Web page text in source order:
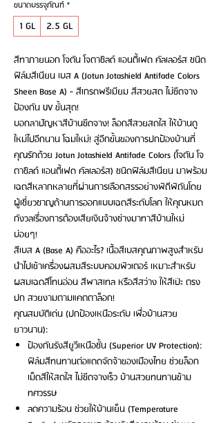
ขนาดบรรจุภัณฑ์ *
1 GL 2.5 GL
สีทาภายนอก โจตัน โจตาชิลด์ แอนตี้เฟด คัลเลอร์ส ชนิด
ฟิล์มสีเนียน เบส A (Jotun Jotashield Antifade Colors
Sheen Base A) - สีเกรดพรีเมียม สีสวยสด ไม่ซีดจาง
ป้องกัน UV ขั้นสุด!
บอกลาปัญหาสีบ้านซีดจาง! ล็อกสีสวยสดใส ให้บ้านดู
ใหม่ไปอีกนาน โฉมใหม่! สู่อีกขั้นของการปกป้องบ้านที่
คุณรักด้วย Jotun Jotashield Antifade Colors (โจตัน โจ
ตาชิลด์ แอนตี้เฟด คัลเลอร์ส) ชนิดฟิล์มสีเนียน มาพร้อม
เฉดสีหลากหลายที่ผ่านการเลือกสรรอย่างพิถีพิถันโดย
ผู้เชี่ยวชาญด้านการออกแบบเฉดสีระดับโลก ให้คุณหมด
กังวลเรื่องการต้องเสียเงินจ้างช่างมาทาสีบ้านใหม่
บ่อยๆ!
สีเบส A (Base A) คืออะไร? เนื้อสีเบสคุณภาพสูงสำหรับ
นำไปเข้าเครื่องผสมสีระบบคอมพิวเตอร์ เหมาะสำหรับ
ผสมเฉดสีโทนอ่อน สีพาสเทล หรือสีสว่าง ให้สีเป๊ะ ตรง
ปก สวยงามตามแคตตาล็อก!
คุณสมบัติเด่น (ปกป้องเหนือระดับ เพื่อบ้านสวย
ยาวนาน):
ป้องกันรังสียูวีเหนือชั้น (Superior UV Protection):
ฟิล์มสีทนทานต่อแดดจัดจ้าของเมืองไทย ช่วยล็อก
เม็ดสีให้สดใส ไม่ซีดจางเร็ว บ้านสวยทนทานข้าม
ทศวรรษ
ลดความร้อน ช่วยให้บ้านเย็น (Temperature